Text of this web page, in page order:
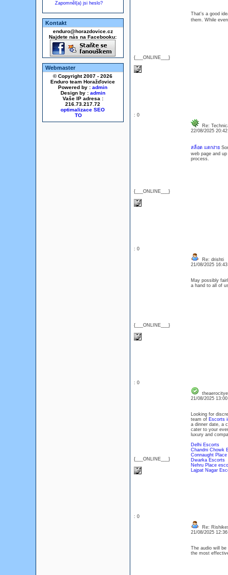
Zapomněl(a) jsi heslo?
Kontakt
enduro@horazdovice.cz
Najdete nás na Facebooku:
Webmaster
© Copyright 2007 - 2026
Enduro team Horažďovice
Powered by : admin
Design by : admin
Vaše IP adresa :
216.73.217.72
optimalizace SEO
{___ONLINE___}
That's a good
them. While
: 0
{___ONLINE___}
Re:
22/08/2025
สล็อต แตกง่าย
web page and
process.
: 0
{___ONLINE___}
Re: drishti
21/08/2025
May possibly
a hand to all of
: 0
{___ONLINE___}
21/08/2025
Looking for
team of Escorts
a dinner date, a
cater to your
luxury and
Delhi Escorts
Chandni Chowk
Connaught
Dwarka Escorts
Nehru Place
Lajpat Nagar
: 0
Re:
21/08/2025
The audio will
the most